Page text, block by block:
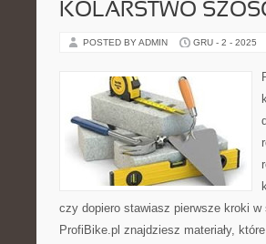
KOLARSTWO
POSTED BY ADMIN GRU - 2 - 2025
czy dopiero stawiasz pierwsze kroki
ProfiBike.pl znajdziesz materiały,